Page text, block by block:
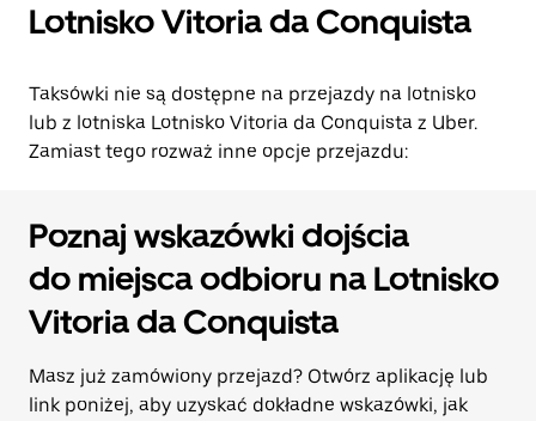
Lotnisko Vitoria da Conquista
Taksówki nie są dostępne na przejazdy na lotnisko
lub z lotniska Lotnisko Vitoria da Conquista z Uber.
Zamiast tego rozważ inne opcje przejazdu:
Poznaj wskazówki dojścia
do miejsca odbioru na Lotnisko
Vitoria da Conquista
Masz już zamówiony przejazd? Otwórz aplikację lub
link poniżej, aby uzyskać dokładne wskazówki, jak